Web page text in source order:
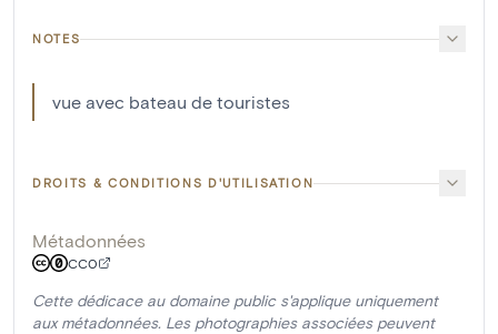
NOTES
vue avec bateau de touristes
DROITS & CONDITIONS D'UTILISATION
Métadonnées
CC0
Cette dédicace au domaine public s'applique uniquement
aux métadonnées. Les photographies associées peuvent